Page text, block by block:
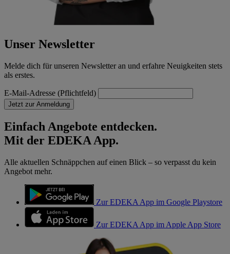
Unser Newsletter
Melde dich für unseren Newsletter an und erfahre Neuigkeiten stets
als erstes.
E-Mail-Adresse (Pflichtfeld)
Jetzt zur Anmeldung
Einfach Angebote entdecken.
Mit der EDEKA App.
Alle aktuellen Schnäppchen auf einen Blick – so verpasst du kein
Angebot mehr.
Zur EDEKA App im Google Playstore
Zur EDEKA App im Apple App Store